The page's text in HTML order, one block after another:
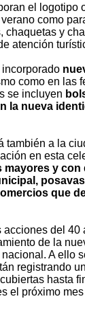
el logotipo
como
y
atención
como en las
se incluyen
la nueva
también a la
en esta
mayores y con
que
del 40
de la
A ello
registrando
hasta
el próximo